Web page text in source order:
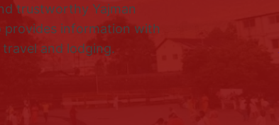
trustworthy Yajman
provides information with
and lodging.